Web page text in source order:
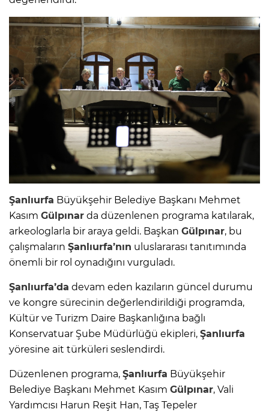
Şanlıurfa Büyükşehir Belediye Başkanı Mehmet
Kasım Gülpınar da düzenlenen programa katılarak,
arkeologlarla bir araya geldi. Başkan Gülpınar, bu
çalışmaların Şanlıurfa’nın uluslararası tanıtımında
önemli bir rol oynadığını vurguladı.
Şanlıurfa’da devam eden kazıların güncel durumu
ve kongre sürecinin değerlendirildiği programda,
Kültür ve Turizm Daire Başkanlığına bağlı
Konservatuar Şube Müdürlüğü ekipleri, Şanlıurfa
yöresine ait türküleri seslendirdi.
Düzenlenen programa, Şanlıurfa Büyükşehir
Belediye Başkanı Mehmet Kasım Gülpınar, Vali
Yardımcısı Harun Reşit Han, Taş Tepeler